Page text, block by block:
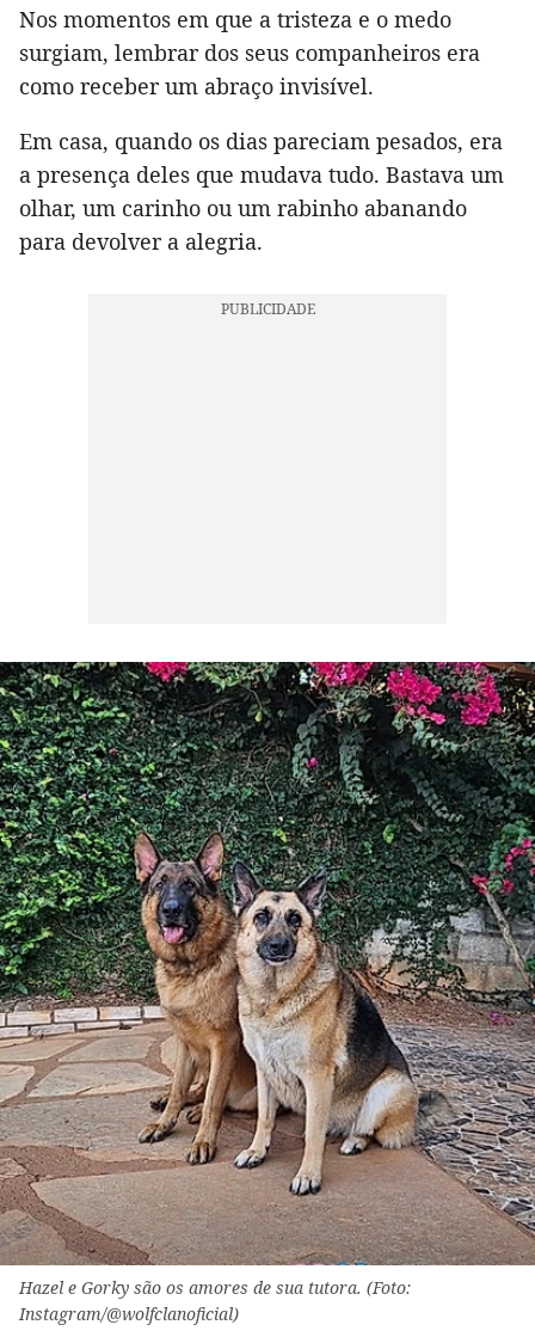
Nos momentos em que a tristeza e o medo
surgiam, lembrar dos seus companheiros era
como receber um abraço invisível.
Em casa, quando os dias pareciam pesados, era
a presença deles que mudava tudo. Bastava um
olhar, um carinho ou um rabinho abanando
para devolver a alegria.
Hazel e Gorky são os amores de sua tutora. (Foto:
Instagram/@wolfclanoficial)